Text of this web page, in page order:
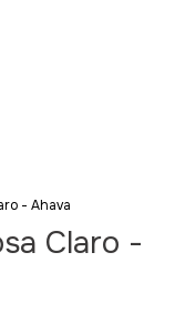
- Ahava
Claro -